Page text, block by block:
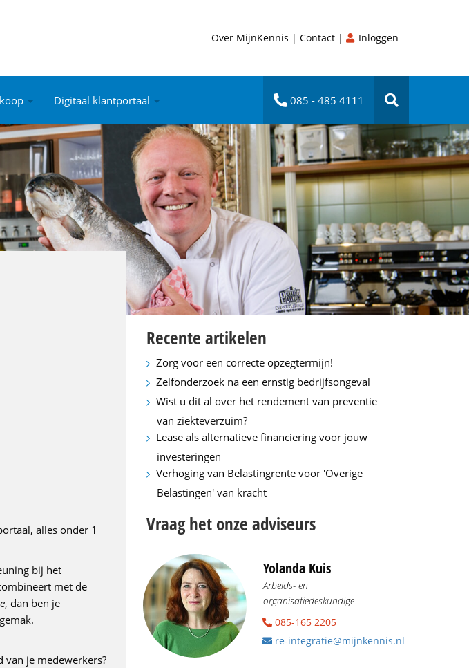
Over MijnKennis | Contact | Inloggen
Digitaal klantportaal 085 - 485 4111
alles onder 1
bij het
met de
, dan ben je
van je medewerkers?
Recente artikelen
Zorg voor een correcte opzegtermijn!
Zelfonderzoek na een ernstig bedrijfsongeval
Wist u dit al over het rendement van preventie
van ziekteverzuim?
Lease als alternatieve financiering voor jouw
investeringen
Verhoging van Belastingrente voor 'Overige
Belastingen' van kracht
Vraag het onze adviseurs
Yolanda Kuis
Arbeids- en
organisatiedeskundige
085-165 2205
re-integratie@mijnkennis.nl